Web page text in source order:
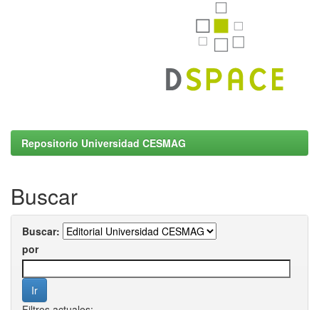
Repositorio Universidad CESMAG
Buscar
Buscar:
por